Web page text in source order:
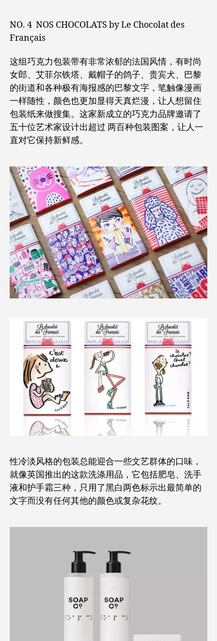
NO. 4 NOS CHOCOLATS by Le Chocolat des
Français
这组巧克力包装带有非常浓郁的法国风情，有时尚
女郎、艾菲尔铁塔、戴帽子的鸽子、贵宾犬、巴黎
的街道和各种极有海报感的巴黎文字，笔触像漫画
一样随性，颜色也更加显得天真烂漫，让人想留住
包装纸来做搜集。这家新成立的巧克力品牌邀请了
五十位艺术家设计出超过 两百种包装图案，让人一
直对它保持新鲜感。
性冷淡风格的包装总能迎合一些文艺群体的口味，
就像英国推出的这款洗涤用品，它包括肥皂、洗手
液和护手霜三种，只用了黑白两色标示出最简单的
文字而没有任何其他的颜色或复杂花纹。